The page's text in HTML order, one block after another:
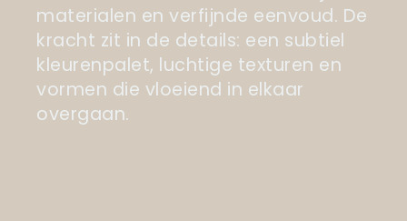
materialen en verfijnde eenvoud. De
kracht zit in de details: een subtiel
kleurenpalet, luchtige texturen en
vormen die vloeiend in elkaar
overgaan.